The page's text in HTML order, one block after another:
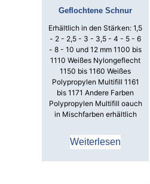
Geflochtene Schnur
Erhältlich in den Stärken: 1,5
- 2 - 2,5 - 3 - 3,5 - 4 - 5 - 6
- 8 - 10 und 12 mm 1100 bis
1110 Weißes Nylongeflecht
1150 bis 1160 Weißes
Polypropylen Multifill 1161
bis 1171 Andere Farben
Polypropylen Multifill oauch
in Mischfarben erhältlich
Weiterlesen